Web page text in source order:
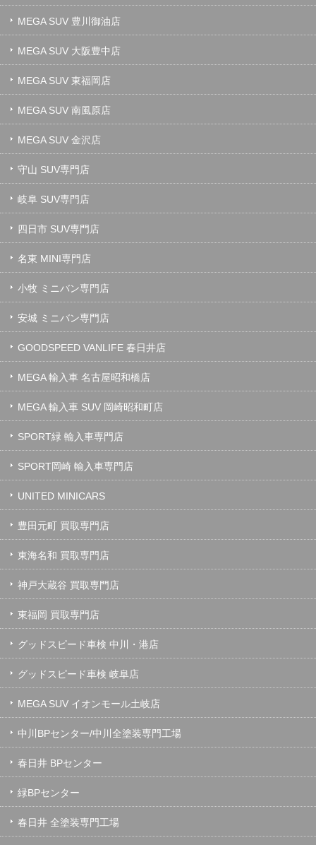
MEGA SUV 豊川御油店
MEGA SUV 大阪豊中店
MEGA SUV 東福岡店
MEGA SUV 南風原店
MEGA SUV 金沢店
守山 SUV専門店
岐阜 SUV専門店
四日市 SUV専門店
名東 MINI専門店
小牧 ミニバン専門店
安城 ミニバン専門店
GOODSPEED VANLIFE 春日井店
MEGA 輸入車 名古屋昭和橋店
MEGA 輸入車 SUV 岡崎昭和町店
SPORT緑 輸入車専門店
SPORT岡崎 輸入車専門店
UNITED MINICARS
豊田元町 買取専門店
東海名和 買取専門店
神戸大蔵谷 買取専門店
東福岡 買取専門店
グッドスピード車検 中川・港店
グッドスピード車検 岐阜店
MEGA SUV イオンモール土岐店
中川BPセンター/中川全塗装専門工場
春日井 BPセンター
緑BPセンター
春日井 全塗装専門工場